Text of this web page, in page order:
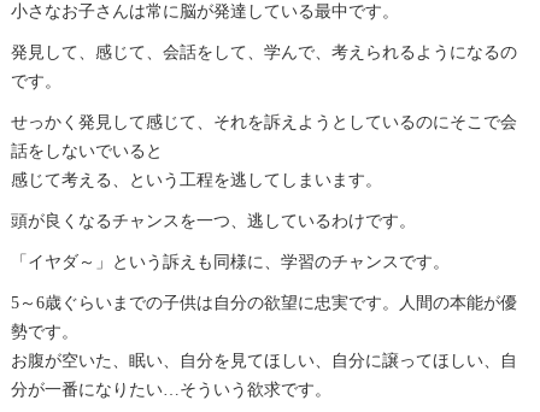
小さなお子さんは常に脳が発達している最中です。
発見して、感じて、会話をして、学んで、考えられるようになるの
です。
せっかく発見して感じて、それを訴えようとしているのにそこで会
話をしないでいると
感じて考える、という工程を逃してしまいます。
頭が良くなるチャンスを一つ、逃しているわけです。
「イヤダ～」という訴えも同様に、学習のチャンスです。
5～6歳ぐらいまでの子供は自分の欲望に忠実です。人間の本能が優
勢です。
お腹が空いた、眠い、自分を見てほしい、自分に譲ってほしい、自
分が一番になりたい…そういう欲求です。